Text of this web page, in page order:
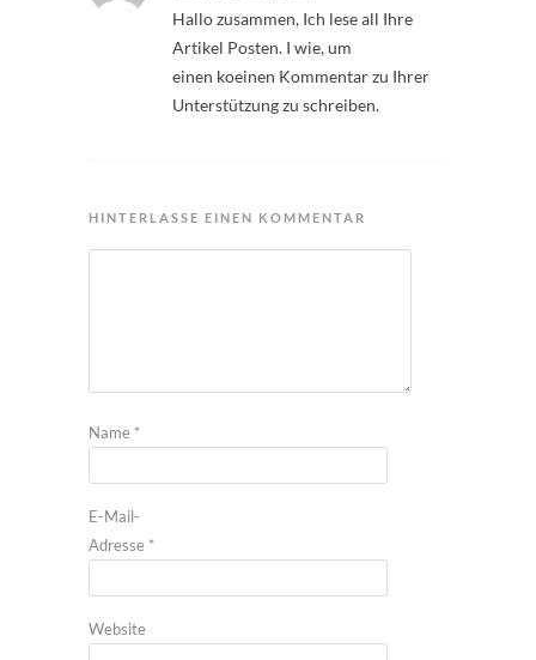
Hallo zusammen, Ich lese all Ihre
Artikel Posten. I wie, um
einen koeinen Kommentar zu Ihrer
Unterstützung zu schreiben.
HINTERLASSE EINEN KOMMENTAR
Name *
E-Mail-
Adresse *
Website